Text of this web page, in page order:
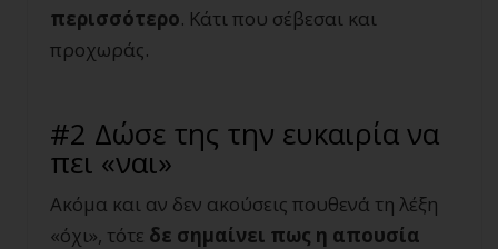
περισσότερο. Κάτι που σέβεσαι και
προχωράς.
#2 Δώσε της την ευκαιρία να
πει «ναι»
Ακόμα και αν δεν ακούσεις πουθενά τη λέξη
«όχι», τότε δε σημαίνει πως η απουσία